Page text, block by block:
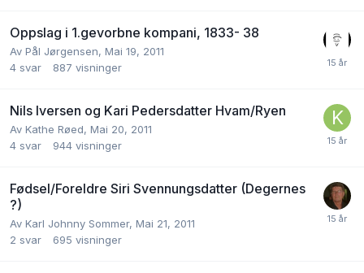
Oppslag i 1.gevorbne kompani, 1833- 38
Av Pål Jørgensen, Mai 19, 2011
4 svar 887 visninger
Nils Iversen og Kari Pedersdatter Hvam/Ryen
Av Kathe Røed, Mai 20, 2011
4 svar 944 visninger
Fødsel/Foreldre Siri Svennungsdatter (Degernes
?)
Av Karl Johnny Sommer, Mai 21, 2011
2 svar 695 visninger